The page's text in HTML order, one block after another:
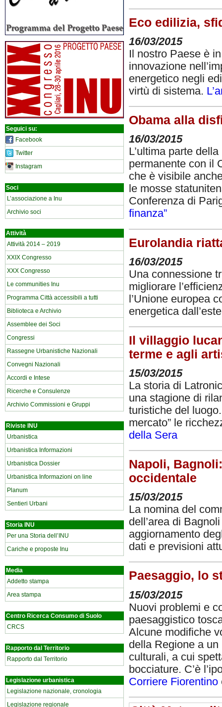
Seguici su:
Facebook
Twitter
Instagram
Soci
L’associazione a Inu
Archivio soci
Attività
Attività 2014 – 2019
XXIX Congresso
XXX Congresso
Le communities Inu
Programma Città accessibili a tutti
Biblioteca e Archivio
Assemblee dei Soci
Congressi
Rassegne Urbanistiche Nazionali
Convegni Nazionali
Accordi e Intese
Ricerche e Consulenze
Archivio Commissioni e Gruppi
Riviste INU
Urbanistica
Urbanistica Informazioni
Urbanistica Dossier
Urbanistica Informazioni on line
Planum
Sentieri Urbani
Storia INU
Per una Storia dell’INU
Cariche e proposte Inu
Media
Addetto stampa
Area stampa
Centro Ricerca Consumo di Suolo
CRCS
Rapporto dal Territorio
Rapporto dal Territorio
Legislazione urbanistica
Legislazione nazionale, cronologia
Legislazione regionale
Eco edilizia,
16/03/2015
Il nostro Paese è
innovazione
energetico negli
virtù di sistema.
Obama alla
16/03/2015
L’ultima parte
permanente con il
che è visibile
le mosse
Conferenza di
finanza”
Eurolandia
16/03/2015
Una connessione
migliorare
l’Unione europea
energetica
Il villaggio
terme e agli
15/03/2015
La storia di
una stagione di
turistiche del
mercato” le
della Sera
Napoli,
occidentale
15/03/2015
La nomina del
dell’area di
aggiornamento
dati e previsioni
Paesaggio, lo
15/03/2015
Nuovi problemi e
paesaggistico
Alcune modifiche
della Regione a
culturali, a cui
bocciature. C’è
Corriere Fiorentino